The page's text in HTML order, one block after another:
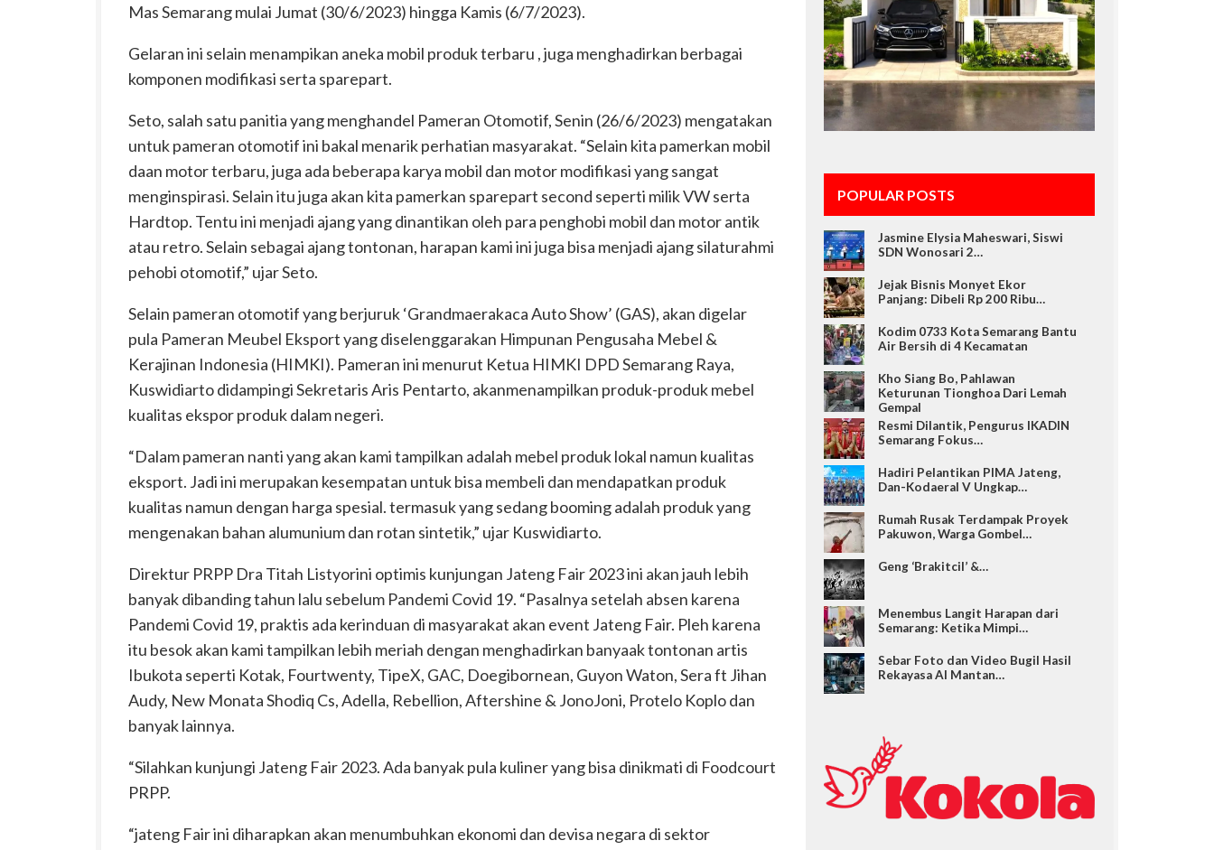
Mas Semarang mulai Jumat (30/6/2023) hingga Kamis (6/7/2023).
Gelaran ini selain menampikan aneka mobil produk terbaru , juga menghadirkan berbagai
komponen modifikasi serta sparepart.
Seto, salah satu panitia yang menghandel Pameran Otomotif, Senin (26/6/2023) mengatakan
untuk pameran otomotif ini bakal menarik perhatian masyarakat. “Selain kita pamerkan mobil
daan motor terbaru, juga ada beberapa karya mobil dan motor modifikasi yang sangat
menginspirasi. Selain itu juga akan kita pamerkan sparepart second seperti milik VW serta
Hardtop. Tentu ini menjadi ajang yang dinantikan oleh para penghobi mobil dan motor antik
atau retro. Selain sebagai ajang tontonan, harapan kami ini juga bisa menjadi ajang silaturahmi
pehobi otomotif,” ujar Seto.
Selain pameran otomotif yang berjuruk ‘Grandmaerakaca Auto Show’ (GAS), akan digelar
pula Pameran Meubel Eksport yang diselenggarakan Himpunan Pengusaha Mebel &
Kerajinan Indonesia (HIMKI). Pameran ini menurut Ketua HIMKI DPD Semarang Raya,
Kuswidiarto didampingi Sekretaris Aris Pentarto, akanmenampilkan produk-produk mebel
kualitas ekspor produk dalam negeri.
“Dalam pameran nanti yang akan kami tampilkan adalah mebel produk lokal namun kualitas
eksport. Jadi ini merupakan kesempatan untuk bisa membeli dan mendapatkan produk
kualitas namun dengan harga spesial. termasuk yang sedang booming adalah produk yang
mengenakan bahan alumunium dan rotan sintetik,” ujar Kuswidiarto.
Direktur PRPP Dra Titah Listyorini optimis kunjungan Jateng Fair 2023 ini akan jauh lebih
banyak dibanding tahun lalu sebelum Pandemi Covid 19. “Pasalnya setelah absen karena
Pandemi Covid 19, praktis ada kerinduan di masyarakat akan event Jateng Fair. Pleh karena
itu besok akan kami tampilkan lebih meriah dengan menghadirkan banyaak tontonan artis
Ibukota seperti Kotak, Fourtwenty, TipeX, GAC, Doegibornean, Guyon Waton, Sera ft Jihan
Audy, New Monata Shodiq Cs, Adella, Rebellion, Aftershine & JonoJoni, Protelo Koplo dan
banyak lainnya.
“Silahkan kunjungi Jateng Fair 2023. Ada banyak pula kuliner yang bisa dinikmati di Foodcourt
PRPP.
“jateng Fair ini diharapkan akan menumbuhkan ekonomi dan devisa negara di sektor
POPULAR POSTS
Jasmine Elysia Maheswari, Siswi
SDN Wonosari 2…
Jejak Bisnis Monyet Ekor
Panjang: Dibeli Rp 200 Ribu…
Kodim 0733 Kota Semarang Bantu
Air Bersih di 4 Kecamatan
Kho Siang Bo, Pahlawan
Keturunan Tionghoa Dari Lemah
Gempal
Resmi Dilantik, Pengurus IKADIN
Semarang Fokus…
Hadiri Pelantikan PIMA Jateng,
Dan-Kodaeral V Ungkap…
Rumah Rusak Terdampak Proyek
Pakuwon, Warga Gombel…
Geng ‘Brakitcil’ &…
Menembus Langit Harapan dari
Semarang: Ketika Mimpi…
Sebar Foto dan Video Bugil Hasil
Rekayasa AI Mantan…